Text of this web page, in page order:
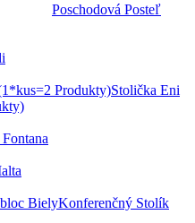
Poschodová Posteľ
Stolička Eni
Konferenčný Stolík